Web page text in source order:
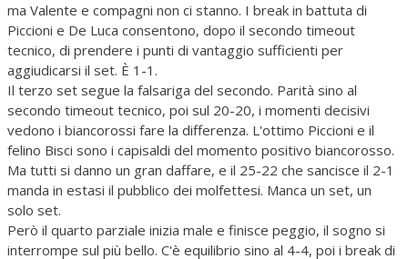
ma Valente e compagni non ci stanno. I break in battuta di
Piccioni e De Luca consentono, dopo il secondo timeout
tecnico, di prendere i punti di vantaggio sufficienti per
aggiudicarsi il set. È 1-1.
Il terzo set segue la falsariga del secondo. Parità sino al
secondo timeout tecnico, poi sul 20-20, i momenti decisivi
vedono i biancorossi fare la differenza. L'ottimo Piccioni e il
felino Bisci sono i capisaldi del momento positivo biancorosso.
Ma tutti si danno un gran daffare, e il 25-22 che sancisce il 2-1
manda in estasi il pubblico dei molfettesi. Manca un set, un
solo set.
Però il quarto parziale inizia male e finisce peggio, il sogno si
interrompe sul più bello. C'è equilibrio sino al 4-4, poi i break di